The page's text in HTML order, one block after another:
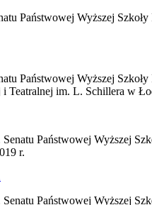
Państwowej Wyższej
Państwowej Wyższej
Teatralnej im. L. Schillera w
Państwowej Wyższej
r.
Państwowej Wyższej